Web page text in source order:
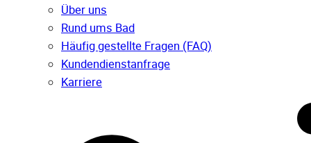
Über uns
Rund ums Bad
Häufig gestellte Fragen (FAQ)
Kunden­dienst­anfrage
Karriere